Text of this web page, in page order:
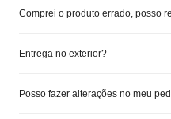
Comprei o produto errado, posso
Entrega no exterior?
Posso fazer alterações no meu